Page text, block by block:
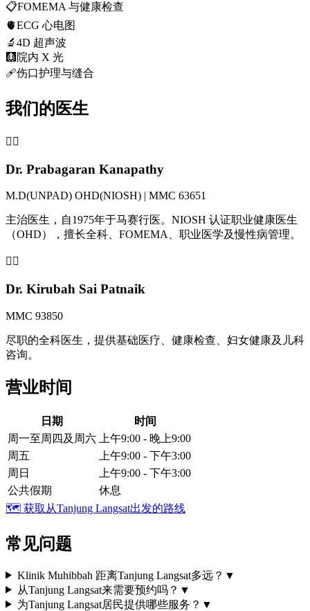
📋FOMEMA 与健康检查
🫀ECG 心电图
🔬 4D 超声波
🩻 院内 X 光
🩹伤口护理与缝合
我们的医生
👨‍⚕️
Dr. Prabagaran Kanapathy
M.D(UNPAD) OHD(NIOSH) | MMC 63651
主治医生，自1975年于马赛行医。NIOSH 认证职业健康医生
（OHD），擅长全科、FOMEMA、职业医学及慢性病管理。
👩‍⚕️
Dr. Kirubah Sai Patnaik
MMC 93850
尽职的全科医生，提供基础医疗、健康检查、妇女健康及儿科
咨询。
营业时间
日期
时间
周一至周四及周六
上午9:00 - 晚上9:00
周五
上午9:00 - 下午3:00
周日
上午9:00 - 下午3:00
公共假期
休息
🗺️ 获取从Tanjung Langsat出发的路线
常见问题
Klinik Muhibbah 距离Tanjung Langsat多远？ ▼
从Tanjung Langsat来需要预约吗？ ▼
为Tanjung Langsat居民提供哪些服务？ ▼